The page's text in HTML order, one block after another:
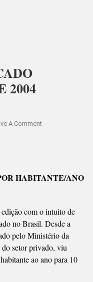
2004
A CommentOn
65%
HABITANTE/ANO
edição com o intuito de
no Brasil. Desde a
pelo Ministério da
do setor privado, viu
ao ano para 10